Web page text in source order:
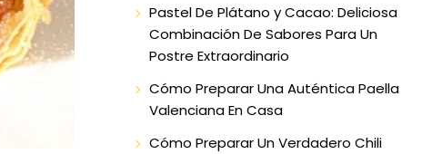
Pastel De Plátano y Cacao: Deliciosa
Combinación De Sabores Para Un
Postre Extraordinario
Cómo Preparar Una Auténtica Paella
Valenciana En Casa
Cómo Preparar Un Verdadero Chili